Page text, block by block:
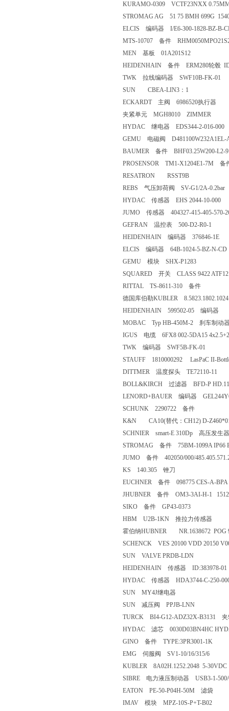
KURAMO-0309 VCTF23NXX
STROMAG AG 51 75 BMH 699G
ELCIS 编码器 I/E6-300-1828-BZ-B-
MTS-10707 备件
MEN 基板 01A201S12
HEIDENHAIN 备件 ERM280轮毂
TWK 拉线编码器 SWF10B-FK-01
SUN CBEA-LIN3：1
ECKARDT 主阀 6986520执行器
夹紧单元 MGH8010 ZIMMER
HYDAC 继电器 EDS344-2-016-000
GEMU 电磁阀 D481100W232A1EL-
BAUMER 备件 BHF03.25W200-L2-9
PROSENSOR TM1-X1204E1-7M 备
RESATRON RSST9B
REBS 气压卸荷阀 SV-G1/2A-0.2bar
HYDAC 传感器 EHS 2044-10-000
JUMO 传感器 404327-415-405-570-
GEFRAN 温控表 500-D2-R0-1
HEIDENHAIN 编码器 376846-1E
ELCIS 编码器 64B-1024-5-BZ-N-CD
GEMU 模块 SHX-P1283
SQUARED 开关 CLASS 9422
RITTAL TS-8611-310 备件
德国库伯勒KUBLER
HEIDENHAIN 599502-05 编码器
MOBAC Typ HB-450M-2 刹车制动
IGUS 电缆 6FX8 002-5DA15
TWK 编码器 SWF5B-FK-01
STAUFF 1810000292 LasPaC II-
DITTMER 温度探头 TE72110-11
BOLL&KIRCH 过滤器 BFD-P
LENORD+BAUER 编码器
SCHUNK 2290722 备件
K&N CA10(替代：CH12) D-
SCHNIER smart-E 310Dp 高压发生器
STROMAG 备件 75BM-1099A IP66
JUMO 备件 402050/000/
KS 140.305 锉刀
EUCHNER 备件 098775 CES-A-BPA
JHUBNER 备件 OM3-3AI-H-1
SIKO 备件 GP43-0373
HBM U2B-1KN 推拉力传感器
霍伯纳HUBNER NR.1638672 POG
SCHENCK VES 20100 VDD 20150
SUN VALVE PRDB-LDN
HEIDENHAIN 传感器 ID:383978-01
HYDAC 传感器 HDA3744-C-250-
SUN MY4J继电器
SUN 减压阀 PPJB-LNN
TURCK BI4-G12-ADZ32X-B3131 夹
HYDAC 滤芯 0030D03BN4HC
GINO 备件 TYPE:3PR3001-1K
EMG 伺服阀 SV1-10/16/315/6
KUBLER 8A02H.1252.2048 5-
SIBRE 电力液压制动器 USB3-1-500/
EATON PE-50-P04H-50M 滤袋
IMAV 模块 MPZ-10S-P+T-B02